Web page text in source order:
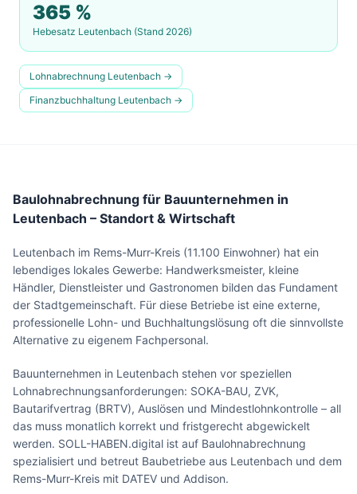
365 %
Hebesatz Leutenbach (Stand 2026)
Lohnabrechnung Leutenbach →
Finanzbuchhaltung Leutenbach →
Baulohnabrechnung für Bauunternehmen in
Leutenbach – Standort & Wirtschaft
Leutenbach im Rems-Murr-Kreis (11.100 Einwohner) hat ein
lebendiges lokales Gewerbe: Handwerksmeister, kleine
Händler, Dienstleister und Gastronomen bilden das Fundament
der Stadtgemeinschaft. Für diese Betriebe ist eine externe,
professionelle Lohn- und Buchhaltungslösung oft die sinnvollste
Alternative zu eigenem Fachpersonal.
Bauunternehmen in Leutenbach stehen vor speziellen
Lohnabrechnungsanforderungen: SOKA-BAU, ZVK,
Bautarifvertrag (BRTV), Auslösen und Mindestlohnkontrolle – all
das muss monatlich korrekt und fristgerecht abgewickelt
werden. SOLL-HABEN.digital ist auf Baulohnabrechnung
spezialisiert und betreut Baubetriebe aus Leutenbach und dem
Rems-Murr-Kreis mit DATEV und Addison.